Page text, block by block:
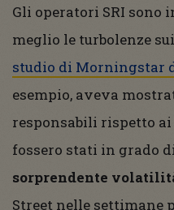
Gli operatori SRI sono
meglio le turbolenze
studio di Morningstar
esempio, aveva
responsabili rispetto
fossero stati in grado di
sorprendente
Street nelle settimane